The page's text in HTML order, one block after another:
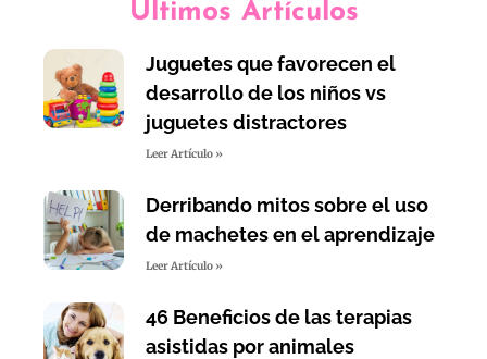
Últimos Artículos
Juguetes que favorecen el
desarrollo de los niños vs
juguetes distractores
Leer Artículo »
Derribando mitos sobre el uso
de machetes en el aprendizaje
Leer Artículo »
46 Beneficios de las terapias
asistidas por animales